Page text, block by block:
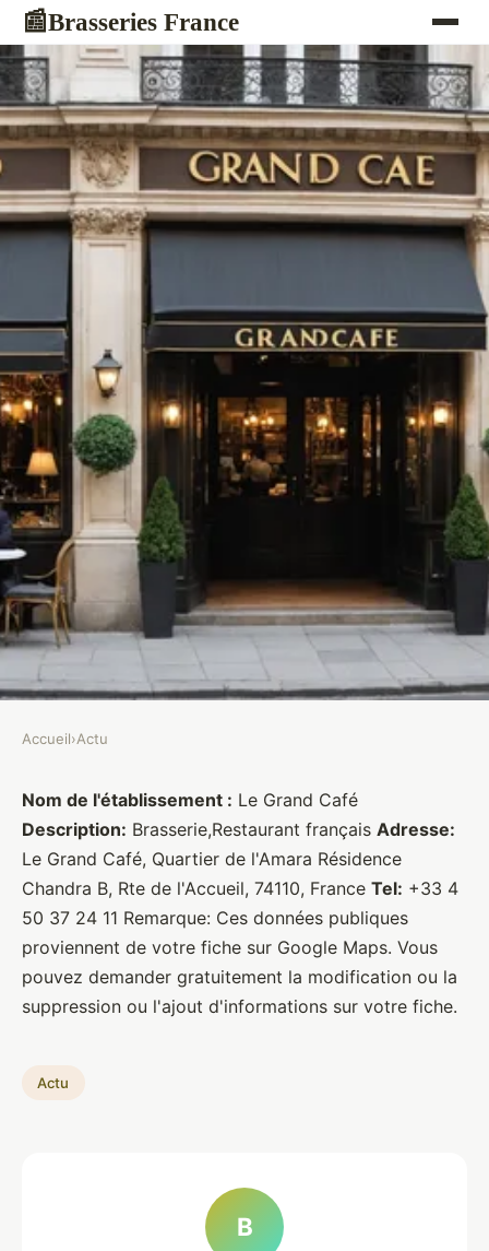
📰Brasseries France
Le Grand Café
Brasseurs• 27 janvier 2022• 1 min de lecture
Accueil›Actu
Nom de l'établissement : Le Grand Café
Description: Brasserie,Restaurant français Adresse:
Le Grand Café, Quartier de l'Amara Résidence
Chandra B, Rte de l'Accueil, 74110, France Tel: +33 4
50 37 24 11 Remarque: Ces données publiques
proviennent de votre fiche sur Google Maps. Vous
pouvez demander gratuitement la modification ou la
suppression ou l'ajout d'informations sur votre fiche.
Actu
B